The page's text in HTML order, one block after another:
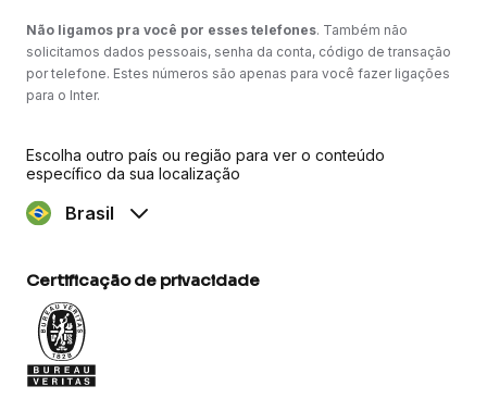
Não ligamos pra você por esses telefones. Também não
solicitamos dados pessoais, senha da conta, código de transação
por telefone. Estes números são apenas para você fazer ligações
para o Inter.
Escolha outro país ou região para ver o conteúdo
específico da sua localização
Brasil
Certificação de privacidade